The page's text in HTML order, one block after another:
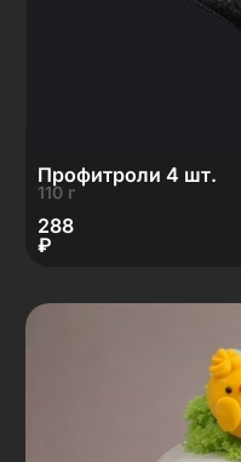
Профитроли 4 шт.
110 г
288
₽